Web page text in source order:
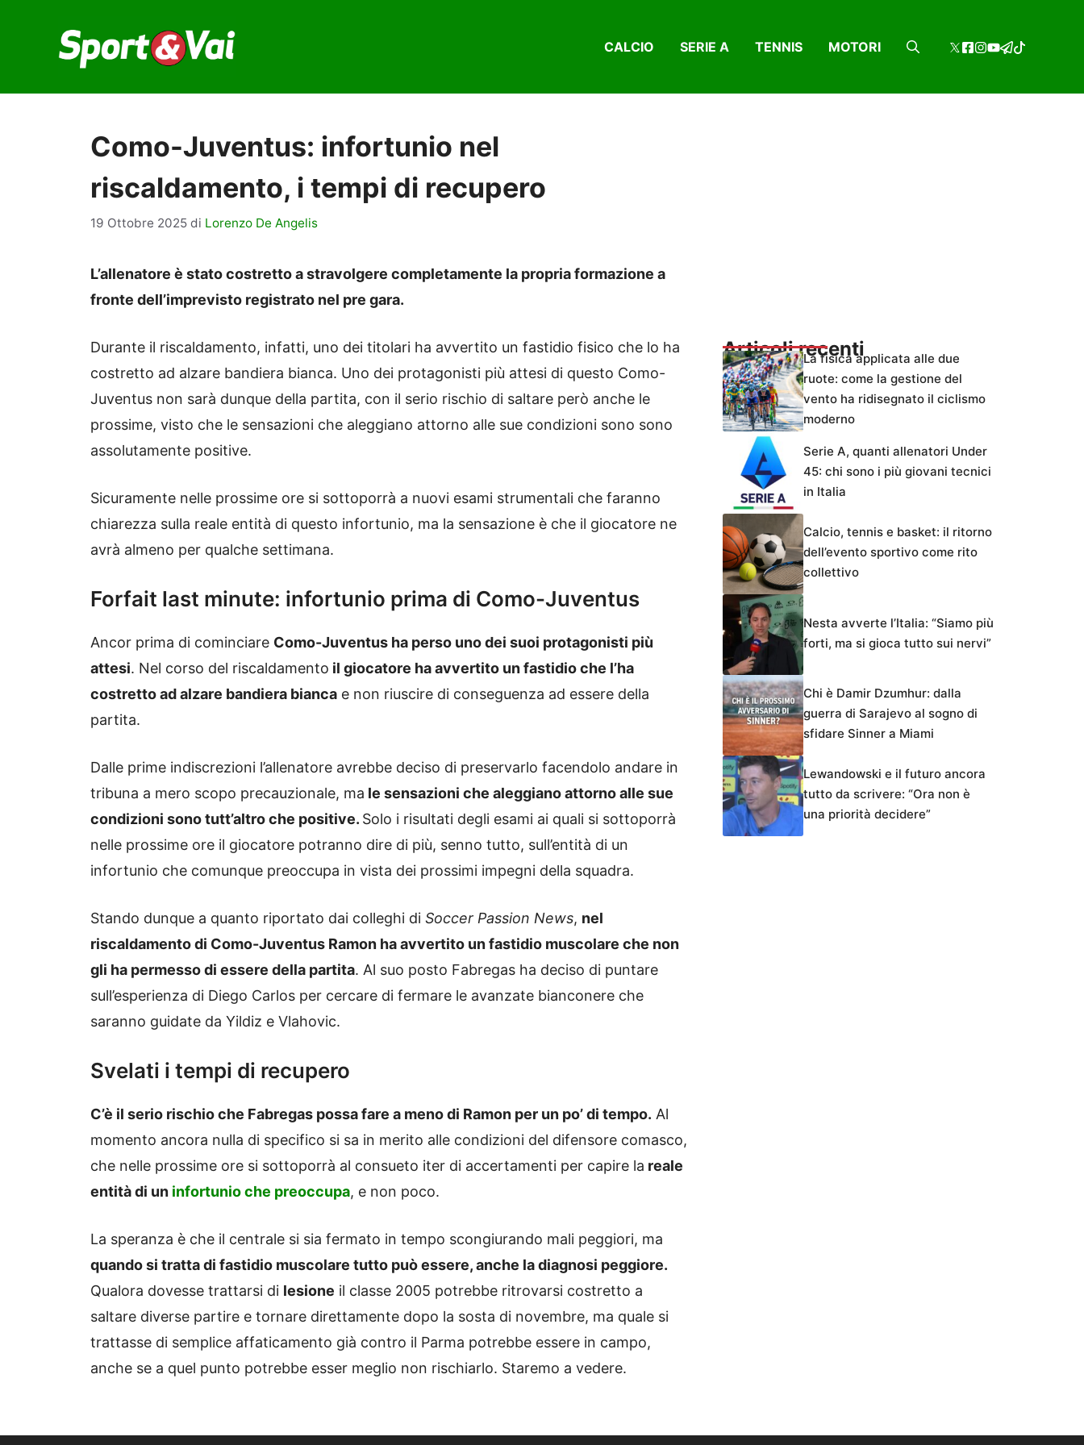
contenuto
CALCIO SERIE A TENNIS MOTORI
Como-Juventus: infortunio nel
riscaldamento, i tempi di recupero
19 Ottobre 2025 di Lorenzo De Angelis
L’allenatore è stato costretto a stravolgere completamente la propria formazione a
fronte dell’imprevisto registrato nel pre gara.
Durante il riscaldamento, infatti, uno dei titolari ha avvertito un fastidio fisico che lo ha
costretto ad alzare bandiera bianca. Uno dei protagonisti più attesi di questo Como-
Juventus non sarà dunque della partita, con il serio rischio di saltare però anche le
prossime, visto che le sensazioni che aleggiano attorno alle sue condizioni sono sono
assolutamente positive.
Sicuramente nelle prossime ore si sottoporrà a nuovi esami strumentali che faranno
chiarezza sulla reale entità di questo infortunio, ma la sensazione è che il giocatore ne
avrà almeno per qualche settimana.
Forfait last minute: infortunio prima di Como-Juventus
Ancor prima di cominciare Como-Juventus ha perso uno dei suoi protagonisti più
attesi. Nel corso del riscaldamento il giocatore ha avvertito un fastidio che l’ha
costretto ad alzare bandiera bianca e non riuscire di conseguenza ad essere della
partita.
Dalle prime indiscrezioni l’allenatore avrebbe deciso di preservarlo facendolo andare in
tribuna a mero scopo precauzionale, ma le sensazioni che aleggiano attorno alle sue
condizioni sono tutt’altro che positive. Solo i risultati degli esami ai quali si sottoporrà
nelle prossime ore il giocatore potranno dire di più, senno tutto, sull’entità di un
infortunio che comunque preoccupa in vista dei prossimi impegni della squadra.
Stando dunque a quanto riportato dai colleghi di Soccer Passion News, nel
riscaldamento di Como-Juventus Ramon ha avvertito un fastidio muscolare che non
gli ha permesso di essere della partita. Al suo posto Fabregas ha deciso di puntare
sull’esperienza di Diego Carlos per cercare di fermare le avanzate bianconere che
saranno guidate da Yildiz e Vlahovic.
Svelati i tempi di recupero
C’è il serio rischio che Fabregas possa fare a meno di Ramon per un po’ di tempo. Al
momento ancora nulla di specifico si sa in merito alle condizioni del difensore comasco,
che nelle prossime ore si sottoporrà al consueto iter di accertamenti per capire la reale
entità di un infortunio che preoccupa, e non poco.
La speranza è che il centrale si sia fermato in tempo scongiurando mali peggiori, ma
quando si tratta di fastidio muscolare tutto può essere, anche la diagnosi peggiore.
Qualora dovesse trattarsi di lesione il classe 2005 potrebbe ritrovarsi costretto a
saltare diverse partire e tornare direttamente dopo la sosta di novembre, ma quale si
trattasse di semplice affaticamento già contro il Parma potrebbe essere in campo,
anche se a quel punto potrebbe esser meglio non rischiarlo. Staremo a vedere.
Articoli recentiLa fisica applicata alle due
ruote: come la gestione del
vento ha ridisegnato il ciclismo
moderno
Serie A, quanti allenatori Under
45: chi sono i più giovani tecnici
in Italia
Calcio, tennis e basket: il ritorno
dell’evento sportivo come rito
collettivo
Nesta avverte l’Italia: “Siamo più
forti, ma si gioca tutto sui nervi”
Chi è Damir Dzumhur: dalla
guerra di Sarajevo al sogno di
sfidare Sinner a Miami
Lewandowski e il futuro ancora
tutto da scrivere: “Ora non è
una priorità decidere”